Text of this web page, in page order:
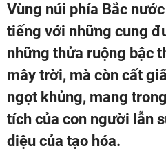
Vùng núi phía Bắc
tiếng với những cung
những thửa ruộng bậc
mây trời, mà còn cất
ngọt khủng, mang
tích của con người lẫn
diệu của tạo hóa.